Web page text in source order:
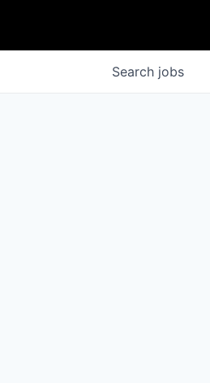
Search jobs